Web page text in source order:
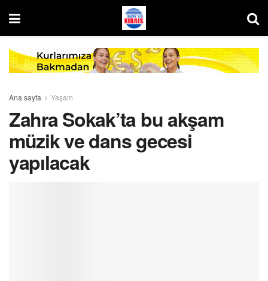
Ana sayfa Yaşam
Zahra Sokak’ta bu akşam
müzik ve dans gecesi
yapılacak